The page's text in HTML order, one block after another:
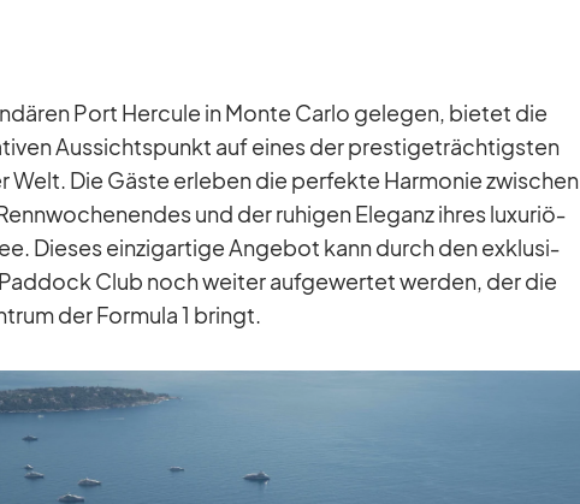
Port Her­cule in Monte Carlo ge­le­gen, bie­tet die
Aus­sichts­punkt auf ei­nes der pres­ti­ge­träch­tigs­ten
Welt. Die Gäste er­le­ben die per­fekte Har­mo­nie zwi­schen
und der ru­hi­gen Ele­ganz ih­res lu­xu­riö­
Die­ses ein­zig­ar­tige An­ge­bot kann durch den ex­klu­si­
Pad­dock Club noch wei­ter auf­ge­wer­tet wer­den, der die
der For­mula 1 bringt.